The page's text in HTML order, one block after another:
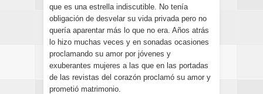
que es una estrella indiscutible. No tenía
obligación de desvelar su vida privada pero no
quería aparentar más lo que no era. Años atrás
lo hizo muchas veces y en sonadas ocasiones
proclamando su amor por jóvenes y
exuberantes mujeres a las que en las portadas
de las revistas del corazón proclamó su amor y
prometió matrimonio.